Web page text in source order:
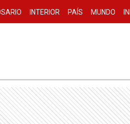
INTERIOR PAÍS MUNDO